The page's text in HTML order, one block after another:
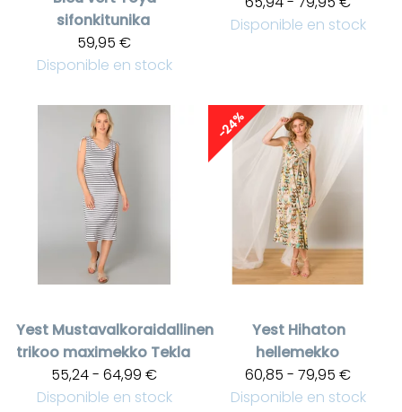
sifonkitunika
59,95 €
Disponible en stock
Disponible en stock
Yest Mustavalkoraidallinen
trikoo maximekko Tekla
55,24 - 64,99 €
Disponible en stock
-24%
Yest Hihaton
hellemekko
60,85 - 79,95 €
Disponible en stock